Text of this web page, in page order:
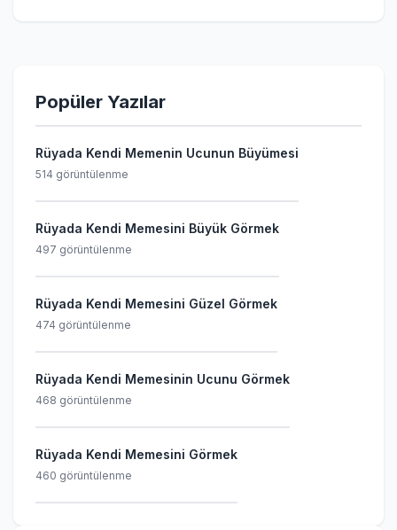
Popüler Yazılar
Rüyada Kendi Memenin Ucunun Büyümesi
514 görüntülenme
Rüyada Kendi Memesini Büyük Görmek
497 görüntülenme
Rüyada Kendi Memesini Güzel Görmek
474 görüntülenme
Rüyada Kendi Memesinin Ucunu Görmek
468 görüntülenme
Rüyada Kendi Memesini Görmek
460 görüntülenme